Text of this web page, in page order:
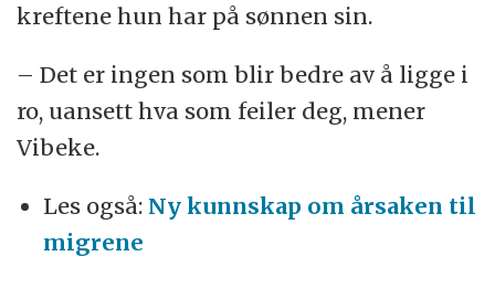
kreftene hun har på sønnen sin.
– Det er ingen som blir bedre av å ligge i
ro, uansett hva som feiler deg, mener
Vibeke.
Les også: Ny kunnskap om årsaken til
migrene